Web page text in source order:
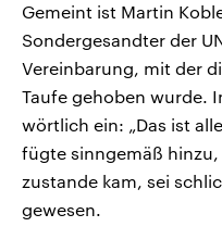
Gemeint ist Martin
Sondergesandter der
Vereinbarung, mit der
Taufe gehoben wurde.
wörtlich ein: „Das ist
fügte sinngemäß hinzu,
zustande kam, sei
gewesen.